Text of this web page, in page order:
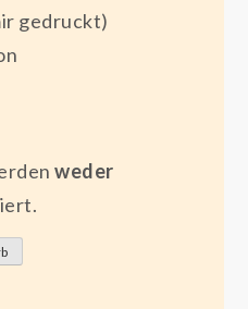
gedruckt)
weder